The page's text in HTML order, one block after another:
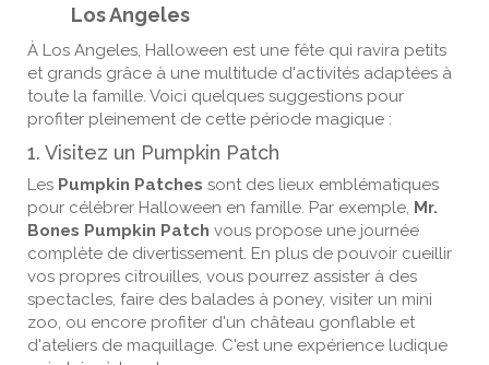
Los Angeles
À Los Angeles, Halloween est une fête qui ravira petits
et grands grâce à une multitude d'activités adaptées à
toute la famille. Voici quelques suggestions pour
profiter pleinement de cette période magique :
1. Visitez un Pumpkin Patch
Les Pumpkin Patches sont des lieux emblématiques
pour célébrer Halloween en famille. Par exemple, Mr.
Bones Pumpkin Patch vous propose une journée
complète de divertissement. En plus de pouvoir cueillir
vos propres citrouilles, vous pourrez assister à des
spectacles, faire des balades à poney, visiter un mini
zoo, ou encore profiter d'un château gonflable et
d'ateliers de maquillage. C'est une expérience ludique